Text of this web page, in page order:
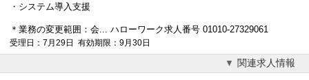
・システム導入支援
＊業務の変更範囲：会... ハローワーク求人番号 01010-27329061
受理日：7月29日 有効期限：9月30日
関連求人情報